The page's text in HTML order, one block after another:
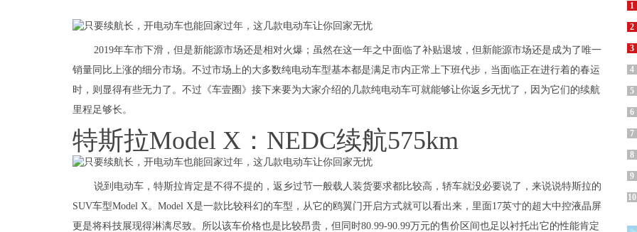
2019年车市下滑，但是新能源市场还是相对火爆；虽然在这一年之中面临了补贴退坡，但新能源市场还是成为了唯一
销量同比上涨的细分市场。不过市场上的大多数纯电动车型基本都是满足市内正常上下班代步，当面临正在进行着的春运
时，则显得有些无力了。不过《车壹圈》接下来要为大家介绍的几款纯电动车可就能够让你返乡无忧了，因为它们的续航
里程足够长。
特斯拉Model X：NEDC续航575km
说到电动车，特斯拉肯定是不得不提的，返乡过节一般载人装货要求都比较高，轿车就没必要说了，来说说特斯拉的
SUV车型Model X。Model X是一款比较科幻的车型，从它的鸥翼门开启方式就可以看出来，里面17英寸的超大中控液晶屏
更是将科技展现得淋漓尽致。所以该车价格也是比较昂贵，但同时80.99-90.99万元的售价区间也足以衬托出它的性能肯定
1
2
3
4
5
6
7
8
9
10